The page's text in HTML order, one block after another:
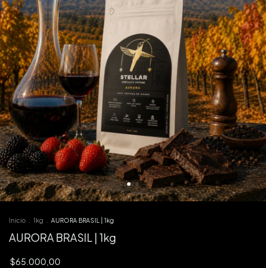
Inicio 1kg AURORA BRASIL | 1kg
AURORA BRASIL | 1kg
$65.000,00